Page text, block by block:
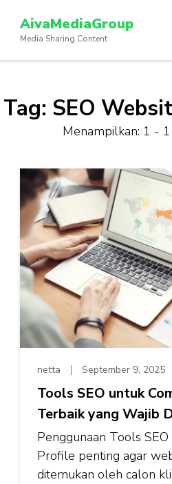
konten
(Tekan
AivaMediaGroup
Media Sharing Content
Tag: SEO
Menampilkan: 1 -
netta September 9, 2025
Tools SEO untuk
Terbaik yang Wajib
Penggunaan Tools
Profile penting agar
ditemukan oleh calon